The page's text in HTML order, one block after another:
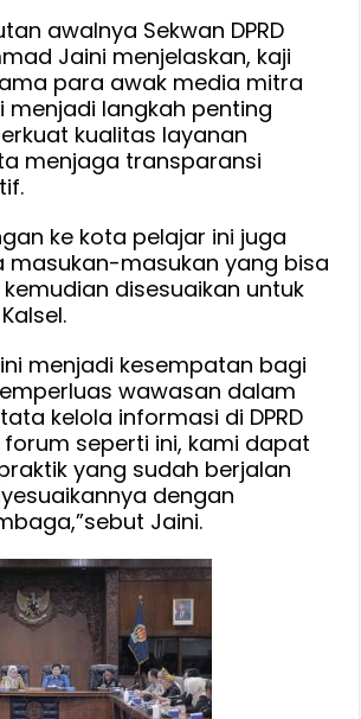
awalnya Sekwan DPRD
Jaini menjelaskan, kaji
para awak media mitra
menjadi langkah penting
kualitas layanan
menjaga transparansi
ke kota pelajar ini juga
masukan-masukan yang bisa
disesuaikan untuk
menjadi kesempatan bagi
wawasan dalam
kelola informasi di DPRD
forum seperti ini, kami dapat
yang sudah berjalan
dengan
Jaini.